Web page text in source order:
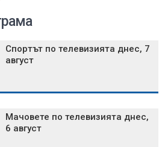
Спортът по телевизията днес, 7
август
Мачовете по телевизията днес,
6 август